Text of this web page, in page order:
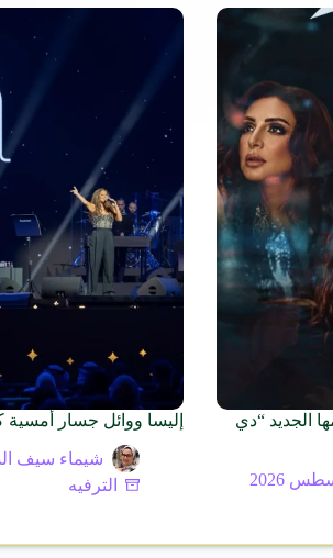
الجديد “دي
إليسا ووائل جسار أمسية
شيماء سيف
الترفيه